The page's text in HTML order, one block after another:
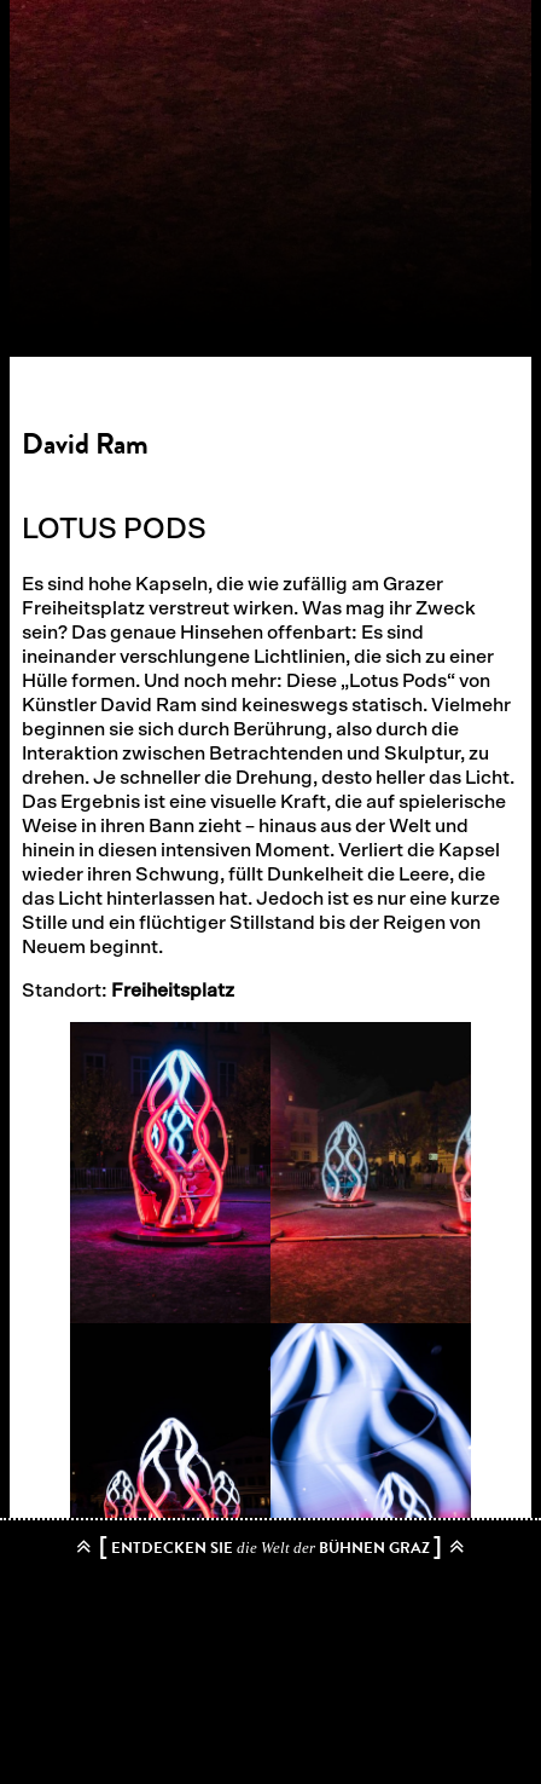
David Ram
LOTUS PODS
Es sind hohe Kapseln, die wie zufällig am Grazer
Freiheitsplatz verstreut wirken. Was mag ihr Zweck
sein? Das genaue Hinsehen offenbart: Es sind
ineinander verschlungene Lichtlinien, die sich zu einer
Hülle formen. Und noch mehr: Diese „Lotus Pods“ von
Künstler David Ram sind keineswegs statisch. Vielmehr
beginnen sie sich durch Berührung, also durch die
Interaktion zwischen Betrachtenden und Skulptur, zu
drehen. Je schneller die Drehung, desto heller das Licht.
Das Ergebnis ist eine visuelle Kraft, die auf spielerische
Weise in ihren Bann zieht – hinaus aus der Welt und
hinein in diesen intensiven Moment. Verliert die Kapsel
wieder ihren Schwung, füllt Dunkelheit die Leere, die
das Licht hinterlassen hat. Jedoch ist es nur eine kurze
Stille und ein flüchtiger Stillstand bis der Reigen von
Neuem beginnt.
Standort: Freiheitsplatz
[ ENTDECKEN SIE die Welt der BÜHNEN GRAZ]